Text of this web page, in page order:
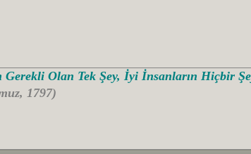
Olan Tek Şey, İyi İnsanların Hiçbir
1797)